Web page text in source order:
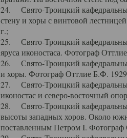
24. Свято-Троицкий
стену и хоры с винтовой
г.;
25. Свято-Троицкий
яруса иконостаса. Фотограф
26. Свято-Троицкий
и хоры. Фотограф Оттлие Б.Ф.
27. Свято-Троицкий
иконостас и северо-восточный
28. Свято-Троицкий
высоты западных хоров. Около
поставленным Петром I. Фотограф